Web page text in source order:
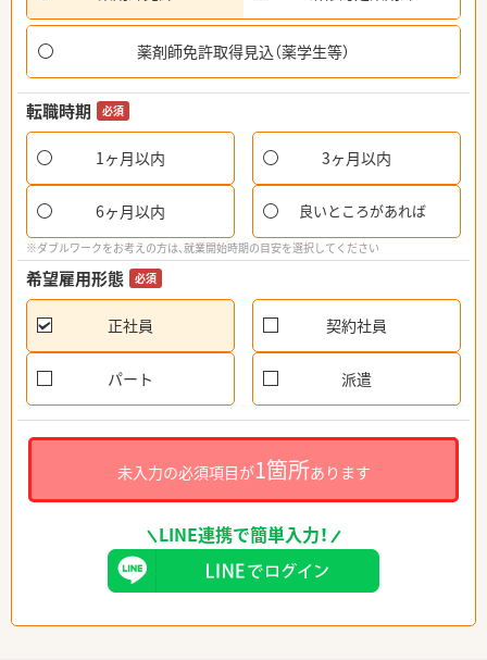
薬剤師免許取得見込（薬学生等）
転職時期 必須
1ヶ月以内 3ヶ月以内
6ヶ月以内 良いところがあれば
※ダブルワークをお考えの方は、就業開始時期の目安を選択してください
希望雇用形態 必須
正社員 契約社員
パート 派遣
未入力の必須項目が1箇所あります
LINE連携で簡単入力！